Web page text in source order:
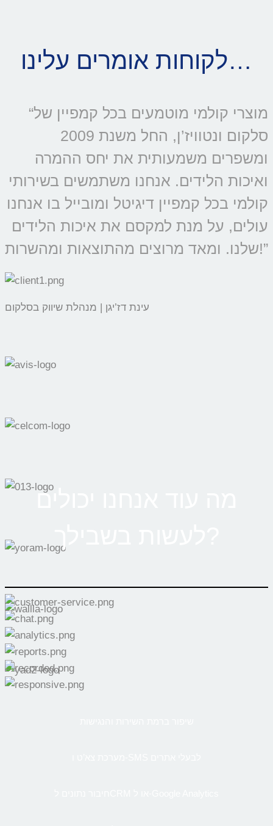
לקוחות אומרים עלינו…
“מוצרי קולמי מוטמעים בכל קמפיין של
סלקום ונטוויז’ן, החל משנת 2009
ומשפרים משמעותית את יחס ההמרה
ואיכות הלידים. אנחנו משתמשים בשירותי
קולמי בכל קמפיין דיגיטל ומובייל בו אנחנו
עולים, על מנת למקסם את איכות הלידים
שלנו. ומאד מרוצים מהתוצאות ומהשרות!”
עינת דז’יגן | מנהלת שיווק בסלקום
מה עוד אנחנו יכולים